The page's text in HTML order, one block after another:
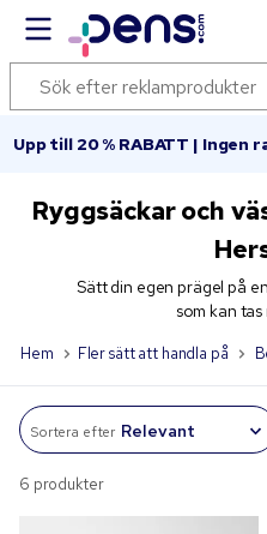
Upp till 20 % RABATT | Ingen
Ryggsäckar och
Sätt din egen prägel på
som kan
Hem Fler sätt att handla på
Sortera efter
6 produkter